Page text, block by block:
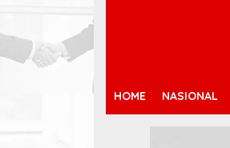
HOME NASIONAL